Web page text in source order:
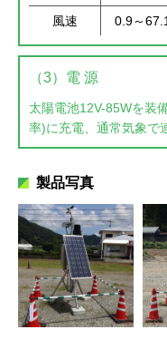
風速 0.9～
（3）電 源
太陽電池12V-85Wを装
率)に充電、通常気象で
製品写真